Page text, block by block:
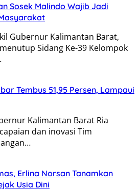
Sosek Malindo Wajib Jadi
Gubernur Kalimantan Barat,
Sidang Ke-39 Kelompok
Tembus 51,95 Persen, Lampaui
Kalimantan Barat Ria
dan inovasi Tim
Erlina Norsan Tanamkan
Usia Dini